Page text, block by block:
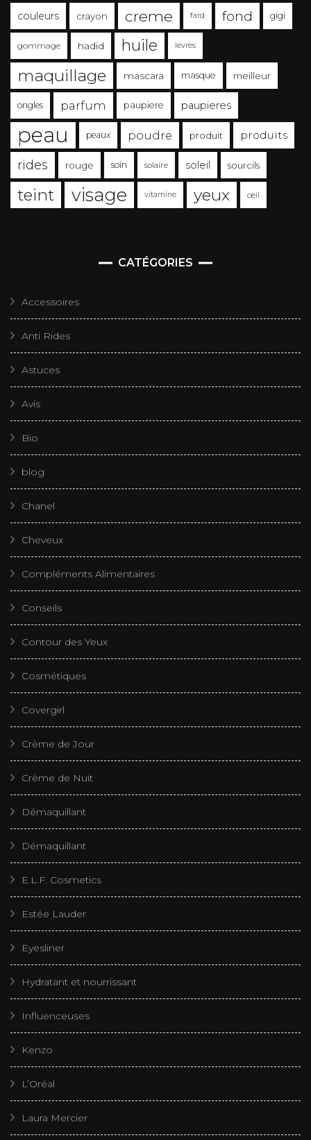
couleurs crayon creme fard fond gigi
gommage hadid huile levres
maquillage mascara masque meilleur
ongles parfum paupiere paupieres
peau peaux poudre produit produits
rides rouge soin solaire soleil sourcils
teint visage vitamine yeux œil
CATÉGORIES
Accessoires
Anti Rides
Astuces
Avis
Bio
blog
Chanel
Cheveux
Compléments Alimentaires
Conseils
Contour des Yeux
Cosmétiques
Covergirl
Crème de Jour
Crème de Nuit
Démaquillant
Démaquillant
E.L.F. Cosmetics
Estée Lauder
Eyesliner
Hydratant et nourrissant
Influenceuses
Kenzo
L’Oréal
Laura Mercier